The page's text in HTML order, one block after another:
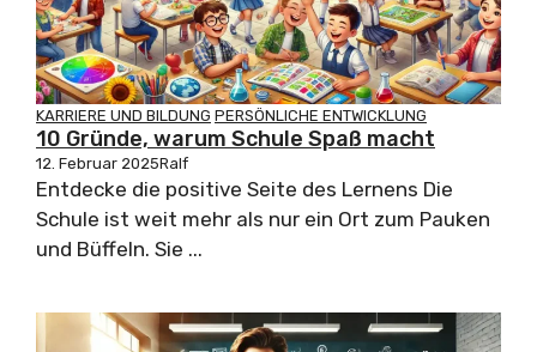
KARRIERE UND BILDUNG PERSÖNLICHE ENTWICKLUNG
10 Gründe, warum Schule Spaß macht
12. Februar 2025Ralf
Entdecke die positive Seite des Lernens Die
Schule ist weit mehr als nur ein Ort zum Pauken
und Büffeln. Sie ...